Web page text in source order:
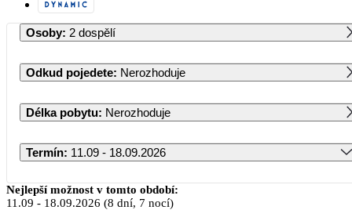
Osoby: 2 dospělí
Odkud pojedete: Nerozhoduje
Délka pobytu: Nerozhoduje
Termín: 11.09 - 18.09.2026
Září 2026
Nejlepší možnost v tomto období:
11.09 - 18.09.2026 (8 dní, 7 nocí)